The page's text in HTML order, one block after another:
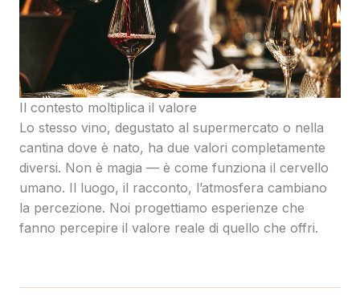
Il contesto moltiplica il valore
Lo stesso vino, degustato al supermercato o nella
cantina dove è nato, ha due valori completamente
diversi. Non è magia — è come funziona il cervello
umano. Il luogo, il racconto, l’atmosfera cambiano
la percezione. Noi progettiamo esperienze che
fanno percepire il valore reale di quello che offri.